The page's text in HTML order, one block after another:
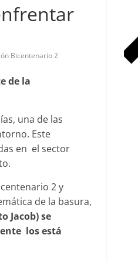
Bicentenario 2
de la
una de las
Este
en el sector
2 y
de la basura,
Jacob) se
los está